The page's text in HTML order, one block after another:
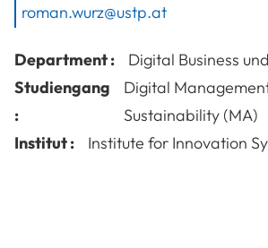
roman.wurz@ustp.at
Department :
Digital Business
Studiengang
:
Digital
Sustainability (MA)
Institut :
Institute for Innovation